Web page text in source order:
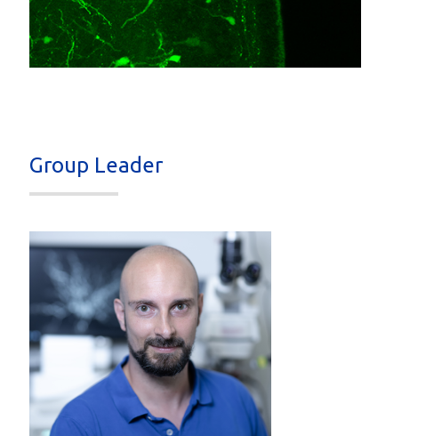
Group Leader